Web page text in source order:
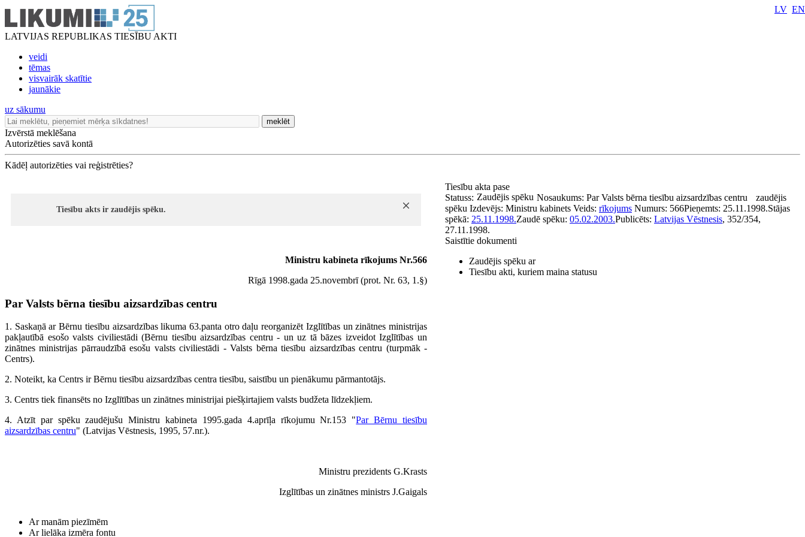
LATVIJAS REPUBLIKAS TIESĪBU AKTI
veidi
tēmas
visvairāk skatītie
jaunākie
LV EN
uz sākumu
meklēt
Izvērstā meklēšana
Autorizēties savā kontā
Kādēļ autorizēties vai reģistrēties?
Tiesību akts ir zaudējis spēku.
Ministru kabineta rīkojums Nr.566
Rīgā 1998.gada 25.novembrī (prot. Nr. 63, 1.§)
Par Valsts bērna tiesību aizsardzības centru
1. Saskaņā ar Bērnu tiesību aizsardzības likuma 63.panta otro daļu reorganizēt Izglītības un zinātnes ministrijas
pakļautībā esošo valsts civiliestādi (Bērnu tiesību aizsardzības centru - un uz tā bāzes izveidot Izglītības un
zinātnes ministrijas pārraudzībā esošu valsts civiliestādi - Valsts bērna tiesību aizsardzības centru (turpmāk -
Centrs).
2. Noteikt, ka Centrs ir Bērnu tiesību aizsardzības centra tiesību, saistību un pienākumu pārmantotājs.
3. Centrs tiek finansēts no Izglītības un zinātnes ministrijai piešķirtajiem valsts budžeta līdzekļiem.
4. Atzīt par spēku zaudējušu Ministru kabineta 1995.gada 4.aprīļa rīkojumu Nr.153 "Par Bērnu tiesību
aizsardzības centru" (Latvijas Vēstnesis, 1995, 57.nr.).
Ministru prezidents G.Krasts
Izglītības un zinātnes ministrs J.Gaigals
Tiesību akta pase
Nosaukums: Par Valsts bērna tiesību aizsardzības centru
Statuss: Zaudējis spēku
zaudējis
spēku Izdevējs: Ministru kabinets Veids: rīkojums Numurs: 566Pieņemts: 25.11.1998.Stājas
spēkā: 25.11.1998.Zaudē spēku: 05.02.2003.Publicēts: Latvijas Vēstnesis, 352/354,
27.11.1998.
Saistītie dokumenti
Zaudējis spēku ar
Tiesību akti, kuriem maina statusu
Ar manām piezīmēm
Ar lielāka izmēra fontu